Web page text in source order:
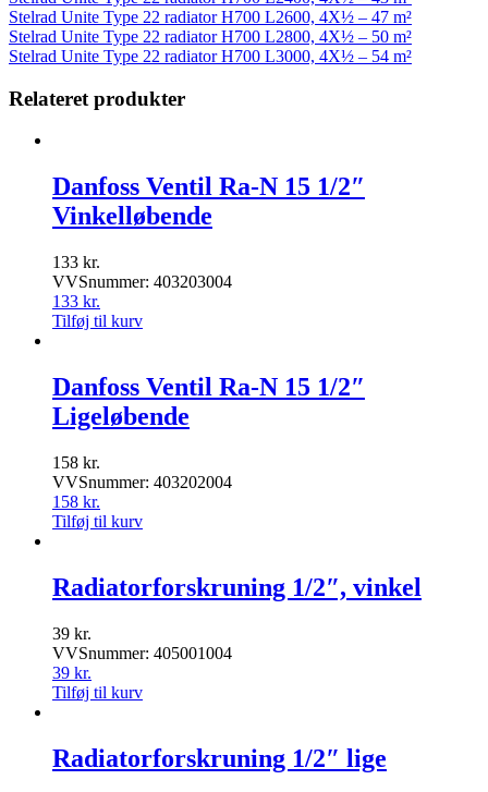
Stelrad Unite Type 22 radiator H700 L2600, 4X½ – 47 m²
Stelrad Unite Type 22 radiator H700 L2800, 4X½ – 50 m²
Stelrad Unite Type 22 radiator H700 L3000, 4X½ – 54 m²
Relateret produkter
Danfoss Ventil Ra-N 15 1/2″
Vinkelløbende
133 kr.
VVSnummer: 403203004
133 kr.
Tilføj til kurv
Danfoss Ventil Ra-N 15 1/2″
Ligeløbende
158 kr.
VVSnummer: 403202004
158 kr.
Tilføj til kurv
Radiatorforskruning 1/2″, vinkel
39 kr.
VVSnummer: 405001004
39 kr.
Tilføj til kurv
Radiatorforskruning 1/2″ lige